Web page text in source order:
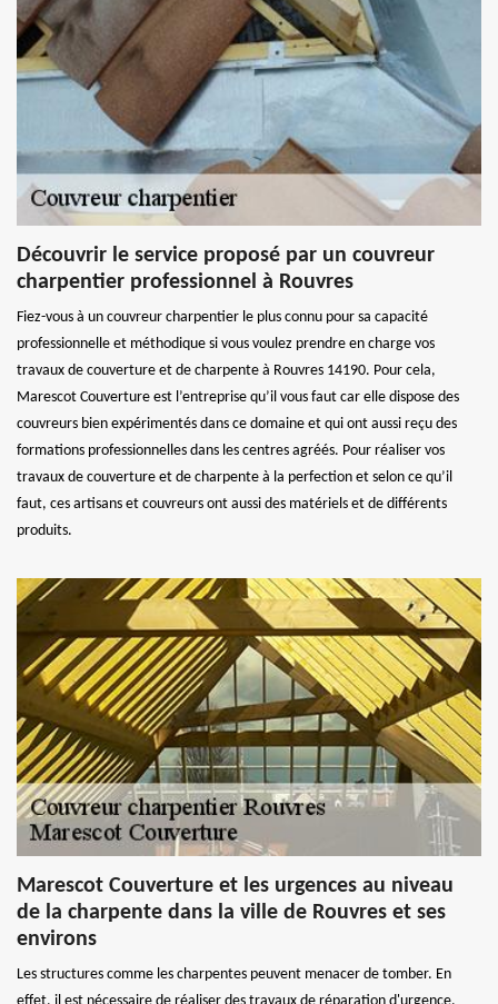
Découvrir le service proposé par un couvreur
charpentier professionnel à Rouvres
Fiez-vous à un couvreur charpentier le plus connu pour sa capacité
professionnelle et méthodique si vous voulez prendre en charge vos
travaux de couverture et de charpente à Rouvres 14190. Pour cela,
Marescot Couverture est l’entreprise qu’il vous faut car elle dispose des
couvreurs bien expérimentés dans ce domaine et qui ont aussi reçu des
formations professionnelles dans les centres agréés. Pour réaliser vos
travaux de couverture et de charpente à la perfection et selon ce qu’il
faut, ces artisans et couvreurs ont aussi des matériels et de différents
produits.
Marescot Couverture et les urgences au niveau
de la charpente dans la ville de Rouvres et ses
environs
Les structures comme les charpentes peuvent menacer de tomber. En